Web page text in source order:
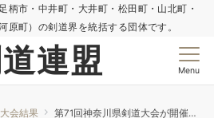
柄市・中井町・大井町・松田町・山北町・
原町）の剣道界を統括する団体です。
連盟 Menu
大会結果 第71回神奈川県剣道大会が開催されました。2024/12/01(日) 県立武道館